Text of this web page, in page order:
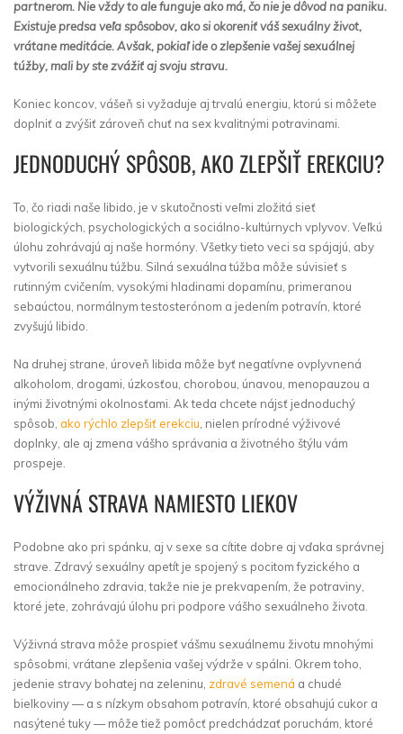
partnerom. Nie vždy to ale funguje ako má, čo nie je dôvod na paniku.
Existuje predsa veľa spôsobov, ako si okoreniť váš sexuálny život,
vrátane meditácie. Avšak, pokiaľ ide o zlepšenie vašej sexuálnej
túžby, mali by ste zvážiť aj svoju stravu.
Koniec koncov, vášeň si vyžaduje aj trvalú energiu, ktorú si môžete
doplniť a zvýšiť zároveň chuť na sex kvalitnými potravinami.
JEDNODUCHÝ SPÔSOB, AKO ZLEPŠIŤ EREKCIU?
To, čo riadi naše libido, je v skutočnosti veľmi zložitá sieť
biologických, psychologických a sociálno-kultúrnych vplyvov. Veľkú
úlohu zohrávajú aj naše hormóny. Všetky tieto veci sa spájajú, aby
vytvorili sexuálnu túžbu. Silná sexuálna túžba môže súvisieť s
rutinným cvičením, vysokými hladinami dopamínu, primeranou
sebaúctou, normálnym testosterónom a jedením potravín, ktoré
zvyšujú libido.
Na druhej strane, úroveň libida môže byť negatívne ovplyvnená
alkoholom, drogami, úzkosťou, chorobou, únavou, menopauzou a
inými životnými okolnosťami. Ak teda chcete nájsť jednoduchý
spôsob, ako rýchlo zlepšiť erekciu , nielen prírodné výživové
doplnky, ale aj zmena vášho správania a životného štýlu vám
prospeje.
VÝŽIVNÁ STRAVA NAMIESTO LIEKOV
Podobne ako pri spánku, aj v sexe sa cítite dobre aj vďaka správnej
strave. Zdravý sexuálny apetít je spojený s pocitom fyzického a
emocionálneho zdravia, takže nie je prekvapením, že potraviny,
ktoré jete, zohrávajú úlohu pri podpore vášho sexuálneho života.
Výživná strava môže prospieť vášmu sexuálnemu životu mnohými
spôsobmi, vrátane zlepšenia vašej výdrže v spálni. Okrem toho,
jedenie stravy bohatej na zeleninu, zdravé semená a chudé
bielkoviny — a s nízkym obsahom potravín, ktoré obsahujú cukor a
nasýtené tuky — môže tiež pomôcť predchádzať poruchám, ktoré